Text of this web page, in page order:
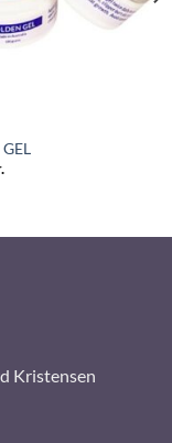
Kristensen